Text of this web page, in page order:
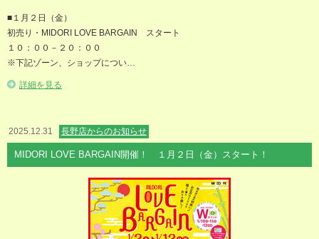
■１月２日（金）
初売り・MIDORI LOVE BARGAIN スタート
１０：００－２０：００
※下記ゾーン、ショップについ…
詳細を見る
2025.12.31 長野店からのお知らせ
MIDORI LOVE BARGAIN開催！ １月２日（金）スタート！